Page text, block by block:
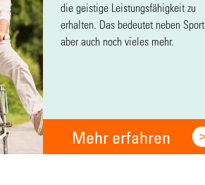
die geistige Leistungsfähigkeit zu
erhalten. Das bedeutet neben Sport
aber auch noch vieles mehr.
Mehr erfahren